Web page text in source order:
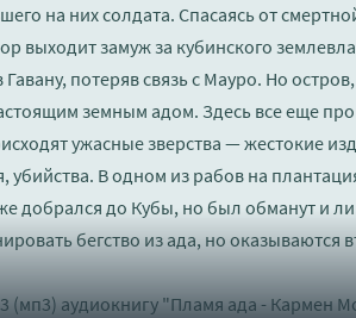
на них солдата. Спасаясь от
выходит замуж за кубинского
Гавану, потеряв связь с Мауро. Но
земным адом. Здесь все еще
ужасные зверства — жестокие
убийства. В одном из рабов на
добрался до Кубы, но был обманут и
бегство из ада, но оказываются
(мп3) аудиокнигу "Пламя ада - Кармен